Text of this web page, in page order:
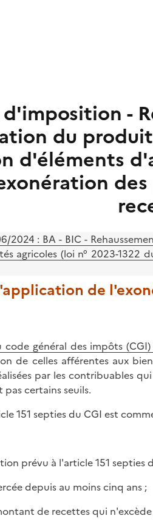
d'imposition -
du
d'éléments
2024 : BA - BIC -
agricoles (loi n° 2023-
de
code général des impôts (CGI)
de celles afférentes aux
par les contribuables
certains seuils.
151 septies du CGI est
prévu à l'article 151
depuis au moins cinq ans ;
de recettes qui